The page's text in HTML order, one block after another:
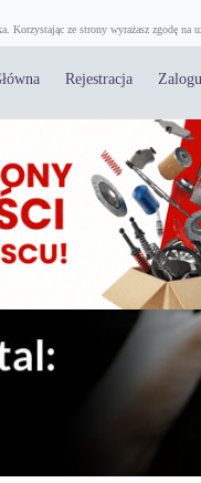
ze strony wyrażasz zgodę na
Rejestracja